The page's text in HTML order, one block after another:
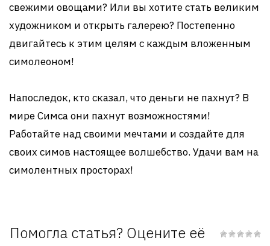
свежими овощами? Или вы хотите стать великим
художником и открыть галерею? Постепенно
двигайтесь к этим целям с каждым вложенным
симолеоном!
Напоследок, кто сказал, что деньги не пахнут? В
мире Симса они пахнут возможностями!
Работайте над своими мечтами и создайте для
своих симов настоящее волшебство. Удачи вам на
симолентных просторах!
Помогла статья? Оцените её